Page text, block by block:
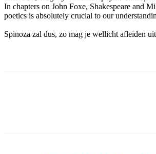
In chapters on John Foxe, Shakespeare and
poetics is absolutely crucial to our
Spinoza zal dus, zo mag je wellicht afleiden